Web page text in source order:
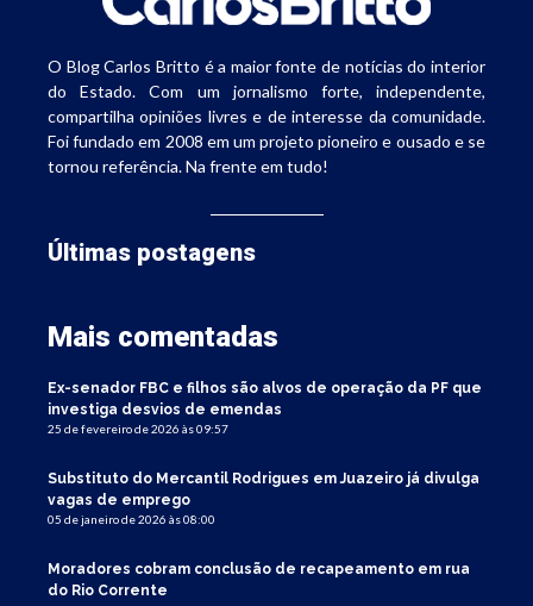
O Blog Carlos Britto é a maior fonte de notícias do interior
do Estado. Com um jornalismo forte, independente,
compartilha opiniões livres e de interesse da comunidade.
Foi fundado em 2008 em um projeto pioneiro e ousado e se
tornou referência. Na frente em tudo!
Últimas postagens
Mais comentadas
Ex-senador FBC e filhos são alvos de operação da PF que
investiga desvios de emendas
25 de fevereiro de 2026 às 09:57
Substituto do Mercantil Rodrigues em Juazeiro já divulga
vagas de emprego
05 de janeiro de 2026 às 08:00
Moradores cobram conclusão de recapeamento em rua
do Rio Corrente